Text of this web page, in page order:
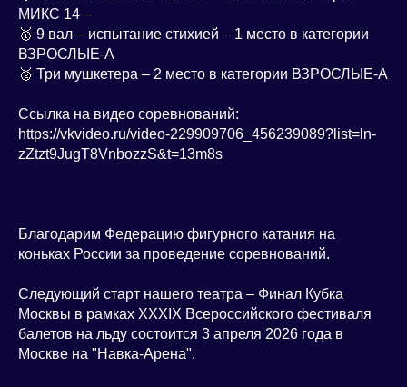
МИКС 14 –
🥇 9 вал – испытание стихией – 1 место в категории
ВЗРОСЛЫЕ-А
🥈 Три мушкетера – 2 место в категории ВЗРОСЛЫЕ-А
Ссылка на видео соревнований:
https://vkvideo.ru/video-229909706_456239089?list=ln-
zZtzt9JugT8VnbozzS&t=13m8s
Благодарим Федерацию фигурного катания на
коньках России за проведение соревнований.
Следующий старт нашего театра – Финал Кубка
Москвы в рамках XXXIX Всероссийского фестиваля
балетов на льду состоится 3 апреля 2026 года в
Москве на "Навка-Арена".